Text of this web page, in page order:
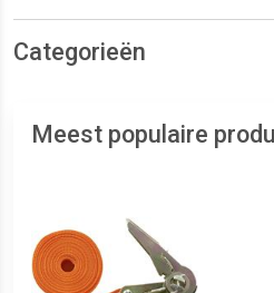
Categorieën
Meest populaire